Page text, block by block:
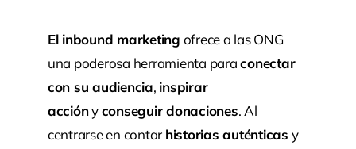
El inbound marketing ofrece a las ONG
una poderosa herramienta paraconectar
con su audiencia, inspirar
acciónyconseguir donaciones. Al
centrarse en contar historias auténticas y